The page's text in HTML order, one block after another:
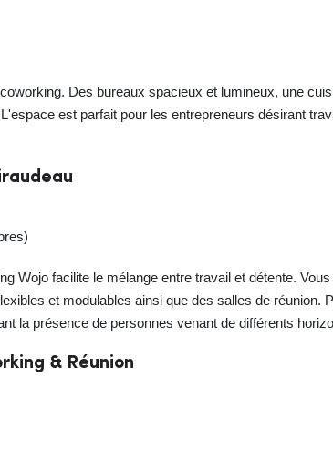
Des bureaux spacieux et lumineux, une
est parfait pour les entrepreneurs désirant
Wojo facilite le mélange entre travail et détente.
et modulables ainsi que des salles de réunion.
la présence de personnes venant de différents
& Réunion